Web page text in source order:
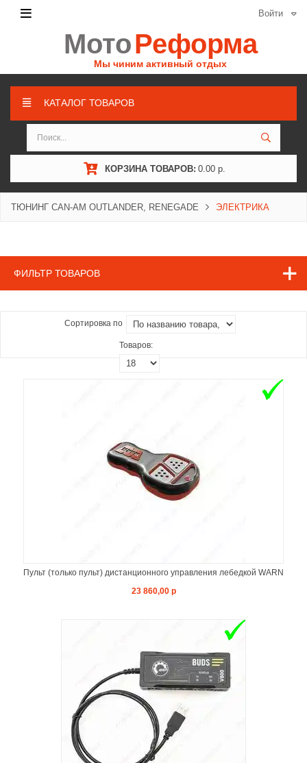
Войти
МотоРеформа
Мы чиним активный отдых
КАТАЛОГ ТОВАРОВ
КОРЗИНА ТОВАРОВ: 0.00 р.
ТЮНИНГ CAN-AM OUTLANDER, RENEGADE ЭЛЕКТРИКА
ФИЛЬТР ТОВАРОВ
Сортировка по
Товаров:
Пульт (только пульт) дистанционного управления лебедкой WARN
23 860,00 р